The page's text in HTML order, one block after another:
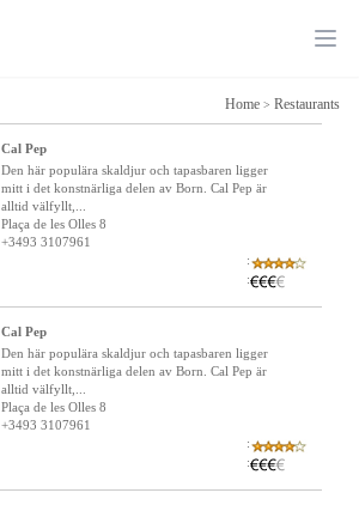
Home > Restaurants
Cal Pep
Den här populära skaldjur och tapasbaren ligger
mitt i det konstnärliga delen av Born. Cal Pep är
alltid välfyllt,...
Plaça de les Olles 8
+3493 3107961
:
:
Cal Pep
Den här populära skaldjur och tapasbaren ligger
mitt i det konstnärliga delen av Born. Cal Pep är
alltid välfyllt,...
Plaça de les Olles 8
+3493 3107961
:
: